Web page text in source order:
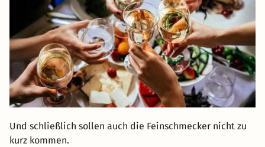
Und schließlich sollen auch die Feinschmecker nicht zu
kurz kommen.